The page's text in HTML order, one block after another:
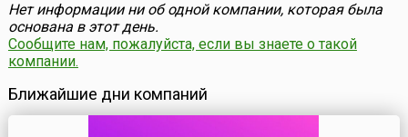
Нет информации ни об одной компании, которая была
основана в этот день.
Сообщите нам, пожалуйста, если вы знаете о такой
компании.
Ближайшие дни компаний